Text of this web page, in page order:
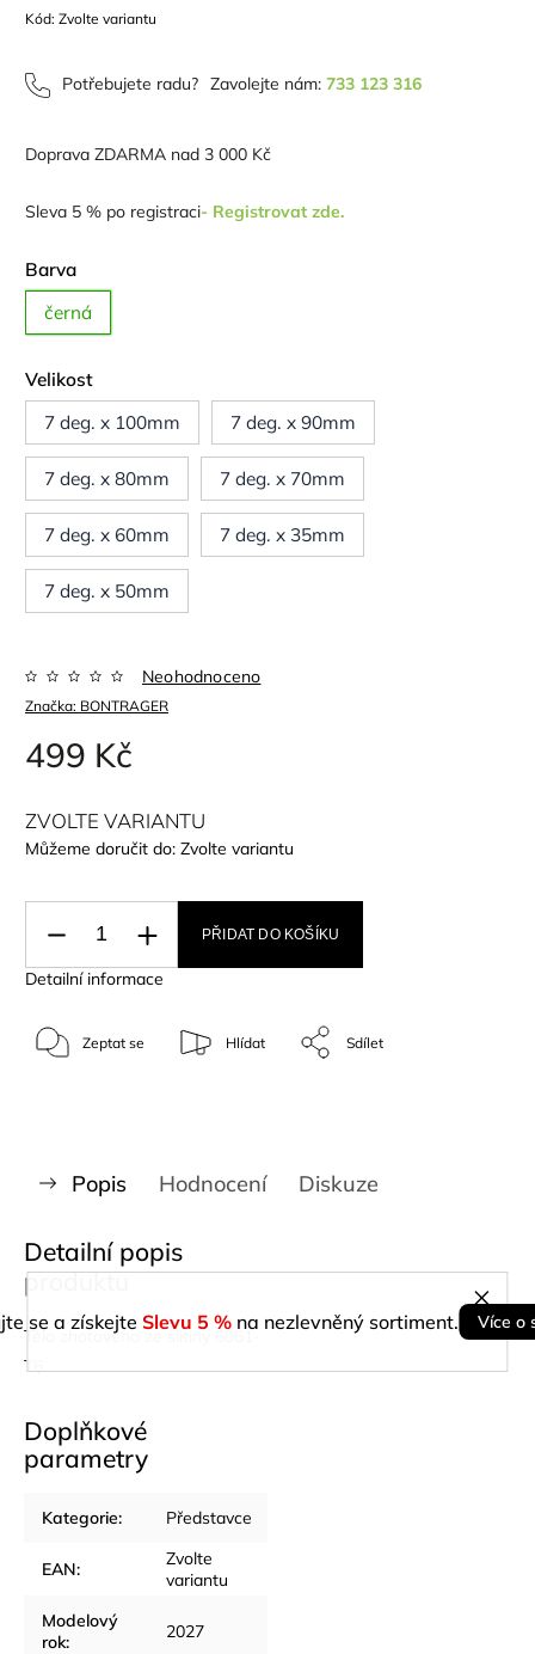
se a získejte Slevu 5 % na nezlevněný sortiment. Více o
Kód: Zvolte variantu
Potřebujete radu? Zavolejte nám: 733 123 316
Doprava ZDARMA nad 3 000 Kč
Sleva 5 % po registraci- Registrovat zde.
Barva
černá
Velikost
7 deg. x 100mm
7 deg. x 90mm
7 deg. x 80mm 7 deg. x 70mm
7 deg. x 60mm 7 deg. x 35mm
7 deg. x 50mm
Značka: BONTRAGER
Neohodnoceno
499 Kč
ZVOLTE VARIANTU
Můžeme doručit do: Zvolte variantu
PŘIDAT DO KOŠÍKU
Detailní informace
Zeptat se Hlídat Sdílet
Popis Hodnocení Diskuze
Detailní popis
produktu
Tělo zhotoveno ze slitiny 6061-
T6.
Doplňkové
parametry
Kategorie: Představce
EAN:
Zvolte
variantu
Modelový
rok: 2027